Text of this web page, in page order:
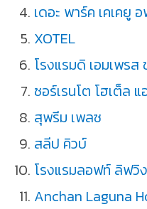
เดอะ พาร์ค เคเคยู
XOTEL
โรงแรมดิ เอมเพรส
ซอร์เรนโต โฮเต็ล
สุพรีม เพลซ
สลีป คิวบ์
โรงแรมลอฟท์ ลิฟวิ
Anchan Laguna